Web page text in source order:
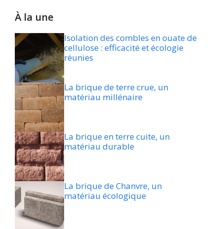
À la une
Isolation des combles en ouate de
cellulose : efficacité et écologie
réunies
La brique de terre crue, un
matériau millénaire
La brique en terre cuite, un
matériau durable
La brique de Chanvre, un
matériau écologique